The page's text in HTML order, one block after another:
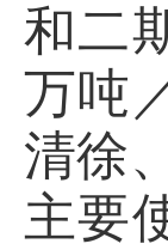
和二
万吨
清徐
主要